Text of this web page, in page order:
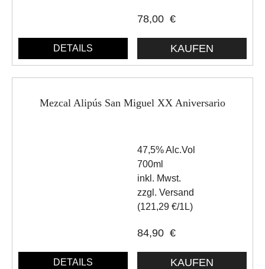
78,00 €
DETAILS
Mezcal Alipús San Miguel XX Aniversario
47,5% Alc.Vol
700ml
inkl. Mwst.
zzgl. Versand
(121,29 €/1L)
84,90 €
DETAILS